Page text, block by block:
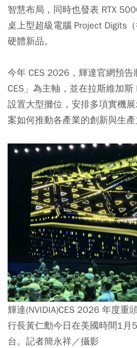
智慧布局，同時也發表 RTX
桌上型超級電腦 Project Digits
硬體新品。
今年 CES 2026，輝達官網預告
CES」為主軸，並在拉斯維加
設置大型攤位，安排多項實機
案如何推動各產業的創新與生產
輝達(NVIDIA)CES 2026 年度重
行長黃仁勳今日在美國時間1月
台。記者簡永祥／攝影